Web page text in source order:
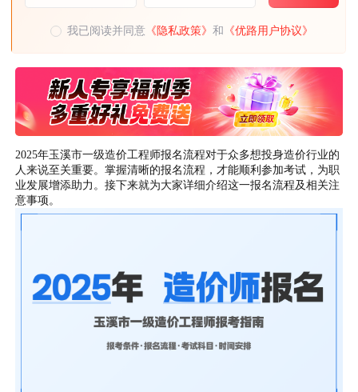
我已阅读并同意 《隐私政策》和 《优路用户协议》
2025年玉溪市一级造价工程师报名流程对于众多想投身造价行业的
人来说至关重要。掌握清晰的报名流程，才能顺利参加考试，为职
业发展增添助力。接下来就为大家详细介绍这一报名流程及相关注
意事项。